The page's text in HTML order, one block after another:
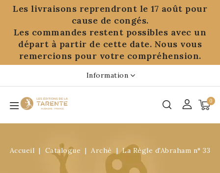
Les livraisons reprendront le 17 août pour
cause de congés.
Les commandes restent possibles avec un
départ à partir de cette date. Nous vous
remercions pour votre compréhension.
Information
0
Accueil Catalogue Archè La Règle d'Abraham n° 33
Panneau de gestion des cookies